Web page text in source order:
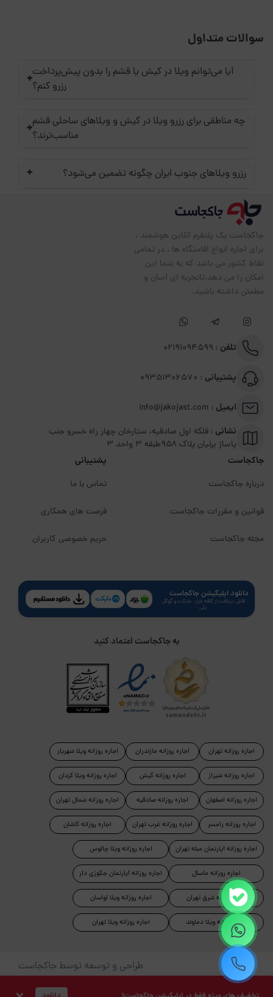
سوالات متداول
آیا می‌توانم ویلا در کیش یا قشم را بدون پیش‌پرداخت
رزرو کنم؟+
چه مناطقی برای رزرو ویلا در کیش و ویلاهای ساحلی قشم
مناسب‌ترند؟+
رزرو ویلاهای جنوب ایران چگونه تضمین می‌شود؟ +
جاکجاست یک پلتفرم آنلاین هوشمند ،
برای اجاره انواع اقامتگاه ها ، در تمامی
نقاط کشور می باشد که به شما این
امکان را می دهد،تاتجربه ای آسان و
مطمئن داشته باشید.
تلفن : 02191094599
پشتیبانی :
ایمیل :
نشانی :فلکه اول صادقیه، ستارخان چهار راه خسرو جنب
پاساژ برلیان پلاک ۹۵۸طبقه 3 واحد 3
جاکجاست
درباره جاکجاست
قوانین و مقررات جاکجاست
مجله جاکجاست
پشتیبانی
تماس با ما
فرصت های همکاری
حریم خصوصی کاربران
دانلود اپلیکیشن جاکجاست
قابل دریافت از کافه بازار، مایکت و گوگل
پلی
به جاکجاست اعتماد کنید
اجاره روزانه تهران
اجاره روزانه شیراز
اجاره روزانه اصفهان
اجاره روزانه رامسر
اجاره روزانه مازندران
اجاره روزانه کیش
اجاره روزانه صادقیه
اجاره روزانه غرب تهران
اجاره روزانه ویلا شهریار
اجاره روزانه ویلا کردان
اجاره روزانه شمال تهران
اجاره روزانه کاشان
اجاره روزانه آپارتمان مبله تهران
اجاره روزانه ماسال
اجاره روزانه شرق تهران
اجاره روزانه ویلا دماوند
اجاره روزانه ویلا چالوس
اجاره روزانه آپارتمان جکوزی دار
اجاره روزانه ویلا لواسان
اجاره روزانه ویلا تهران
طراحی و توسعه توسط جاکجاست
© کلیه حقوق این سایت محفوظ و متعلق به شرکت کیمیای سبز